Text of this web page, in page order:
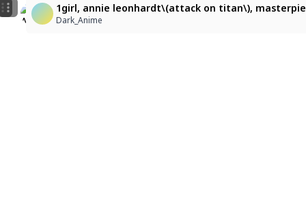
Blurry Armin
MrCat67
1girl, ymir \(shingeki no kyojin\), shingeki no
Dark_Anime
1girl, annie leonhardt\(attack on titan\),
Dark_Anime